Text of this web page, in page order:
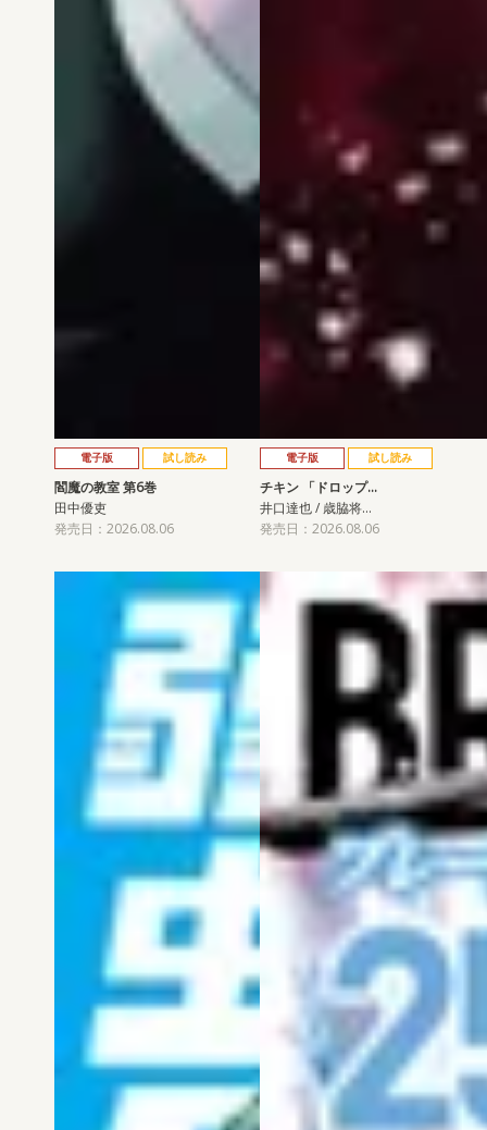
電子版 試し読み
閻魔の教室 第6巻
田中優吏
発売日：2026.08.06
電子版 試し読み
チキン 「ドロップ…
井口達也 / 歳脇将…
発売日：2026.08.06